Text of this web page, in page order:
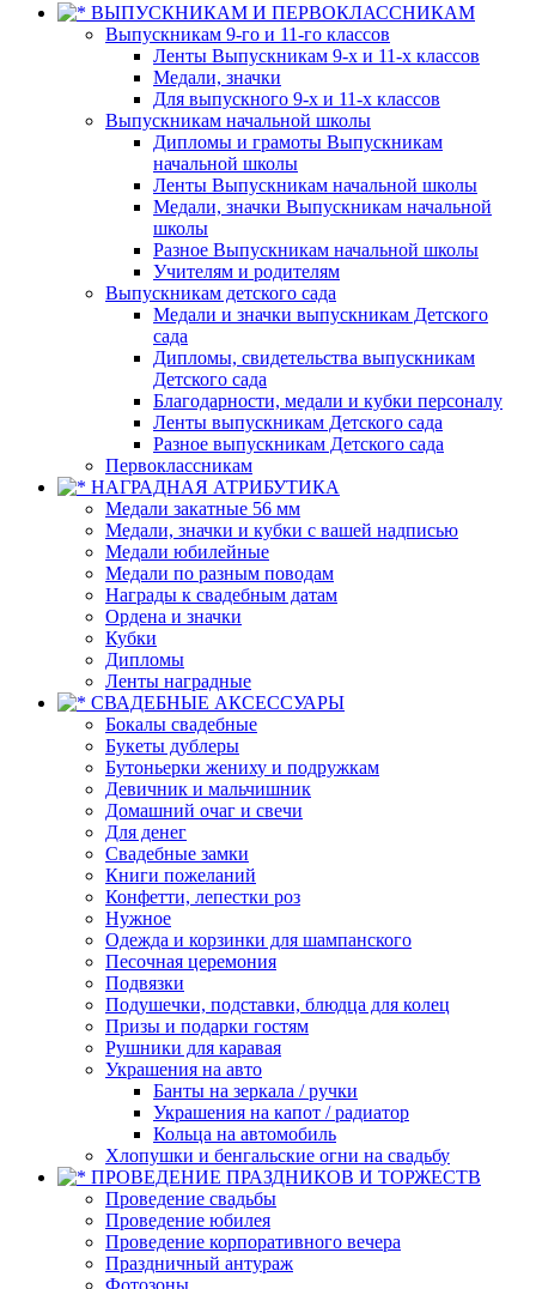
ВЫПУСКНИКАМ И ПЕРВОКЛАССНИКАМ
Выпускникам 9-го и 11-го классов
Ленты Выпускникам 9-х и 11-х классов
Медали, значки
Для выпускного 9-х и 11-х классов
Выпускникам начальной школы
Дипломы и грамоты Выпускникам
начальной школы
Ленты Выпускникам начальной школы
Медали, значки Выпускникам начальной
школы
Разное Выпускникам начальной школы
Учителям и родителям
Выпускникам детского сада
Медали и значки выпускникам Детского
сада
Дипломы, свидетельства выпускникам
Детского сада
Благодарности, медали и кубки персоналу
Ленты выпускникам Детского сада
Разное выпускникам Детского сада
Первоклассникам
НАГРАДНАЯ АТРИБУТИКА
Медали закатные 56 мм
Медали, значки и кубки с вашей надписью
Медали юбилейные
Медали по разным поводам
Награды к свадебным датам
Ордена и значки
Кубки
Дипломы
Ленты наградные
СВАДЕБНЫЕ АКСЕССУАРЫ
Бокалы свадебные
Букеты дублеры
Бутоньерки жениху и подружкам
Девичник и мальчишник
Домашний очаг и свечи
Для денег
Свадебные замки
Книги пожеланий
Конфетти, лепестки роз
Нужное
Одежда и корзинки для шампанского
Песочная церемония
Подвязки
Подушечки, подставки, блюдца для колец
Призы и подарки гостям
Рушники для каравая
Украшения на авто
Банты на зеркала / ручки
Украшения на капот / радиатор
Кольца на автомобиль
Хлопушки и бенгальские огни на свадьбу
ПРОВЕДЕНИЕ ПРАЗДНИКОВ И ТОРЖЕСТВ
Проведение свадьбы
Проведение юбилея
Проведение корпоративного вечера
Праздничный антураж
Фотозоны